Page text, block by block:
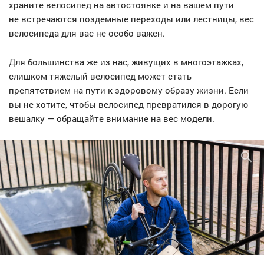
храните велосипед на автостоянке и на вашем пути
не встречаются поздемные переходы или лестницы, вес
велосипеда для вас не особо важен.
Для большинства же из нас, живущих в многоэтажках,
слишком тяжелый велосипед может стать
препятствием на пути к здоровому образу жизни. Если
вы не хотите, чтобы велосипед превратился в дорогую
вешалку — обращайте внимание на вес модели.